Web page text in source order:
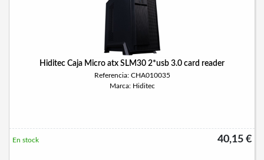
Hiditec Caja Micro atx SLM30 2*usb 3.0 card reader
Referencia: CHA010035
Marca: Hiditec
40,15 €
En stock